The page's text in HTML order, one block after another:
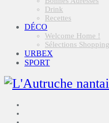
Drink
Recettes
DÉCO
Welcome Home !
Sélections Shopping
URBEX
SPORT